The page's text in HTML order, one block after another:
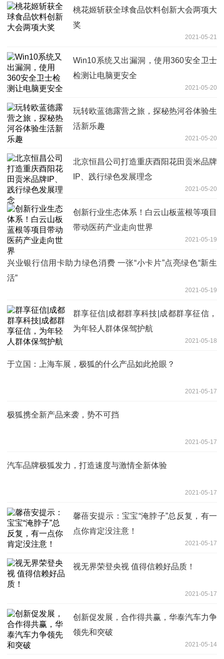
桃花姬斩获全球食品饮料创新大会两项大
奖
2021-05-21
Win10系统又出漏洞，使用360安全卫士
检测让电脑更安全
2021-05-20
玩转欧蓝德露营之旅，探秘热河谷体验生
活新乐趣
2021-05-20
北京恒昌公司打造重庆酉阳花田贡米品牌
IP、践行绿色发展理念
2021-05-20
创新行业生态体系！白云山板蓝根等项目
带动医药产业走向世界
2021-05-19
兴业银行信用卡助力绿色消费 一张“小卡片”点亮绿色“新生
活”
2021-05-19
群享征信|成都群享科技|成都群享征信，
为年轻人群体保驾护航
2021-05-18
于立国：上海车展，极狐的什么产品如此抢眼？
2021-05-17
极狐携全新产品来袭，势不可挡
2021-05-17
汽车品牌极狐发力，打造速度与激情全新体验
2021-05-17
馨蓓安提示：宝宝“淹脖子”总反复，有一
点你肯定没注意！
2021-05-17
视无界荣登央视 值得信赖好品质！
2021-05-17
创新促发展，合作得共赢，华泰汽车力争
领先和突破
2021-05-14